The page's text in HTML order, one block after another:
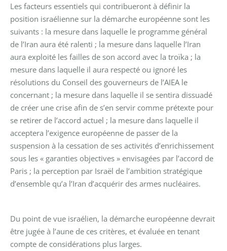
Les facteurs essentiels qui contribueront à définir la
position israélienne sur la démarche européenne sont les
suivants : la mesure dans laquelle le programme général
de l’Iran aura été ralenti ; la mesure dans laquelle l’Iran
aura exploité les failles de son accord avec la troïka ; la
mesure dans laquelle il aura respecté ou ignoré les
résolutions du Conseil des gouverneurs de l’AIEA le
concernant ; la mesure dans laquelle il se sentira dissuadé
de créer une crise afin de s’en servir comme prétexte pour
se retirer de l’accord actuel ; la mesure dans laquelle il
acceptera l’exigence européenne de passer de la
suspension à la cessation de ses activités d’enrichissement
sous les « garanties objectives » envisagées par l’accord de
Paris ; la perception par Israël de l’ambition stratégique
d’ensemble qu’a l’Iran d’acquérir des armes nucléaires.
Du point de vue israélien, la démarche européenne devrait
être jugée à l’aune de ces critères, et évaluée en tenant
compte de considérations plus larges.